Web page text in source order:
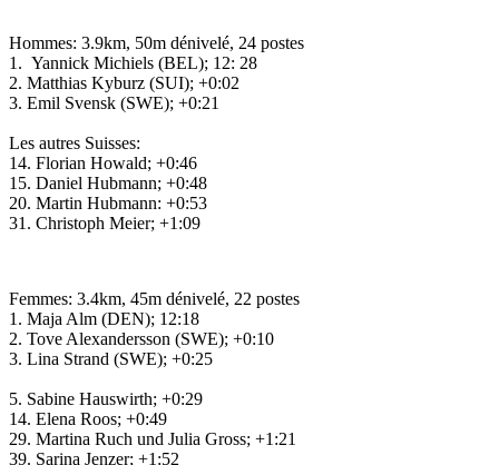
Hommes: 3.9km, 50m dénivelé, 24 postes
1. Yannick Michiels (BEL); 12: 28
2. Matthias Kyburz (SUI); +0:02
3. Emil Svensk (SWE); +0:21
Les autres Suisses:
14. Florian Howald; +0:46
15. Daniel Hubmann; +0:48
20. Martin Hubmann: +0:53
31. Christoph Meier; +1:09
Femmes: 3.4km, 45m dénivelé, 22 postes
1. Maja Alm (DEN); 12:18
2. Tove Alexandersson (SWE); +0:10
3. Lina Strand (SWE); +0:25
5. Sabine Hauswirth; +0:29
14. Elena Roos; +0:49
29. Martina Ruch und Julia Gross; +1:21
39. Sarina Jenzer; +1:52